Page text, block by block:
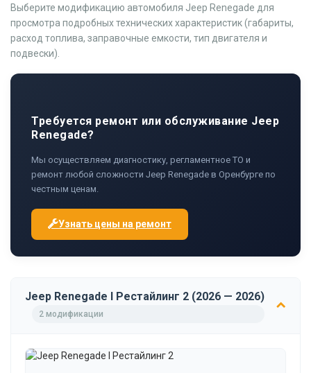
Выберите модификацию автомобиля Jeep Renegade для
просмотра подробных технических характеристик (габариты,
расход топлива, заправочные емкости, тип двигателя и
подвески).
Требуется ремонт или обслуживание Jeep
Renegade?
Мы осуществляем диагностику, регламентное ТО и
ремонт любой сложности Jeep Renegade в Оренбурге по
честным ценам.
Узнать цены на ремонт
Jeep Renegade I Рестайлинг 2 (2026 — 2026)
2 модификации